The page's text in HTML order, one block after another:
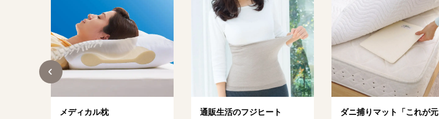
メディカル枕 通販生活のフジヒート
ダニ捕りマット「これが元